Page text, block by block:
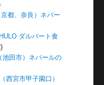
都、奈良）ネパー
ダルバート食
池田市）ネパールの
西宮市甲子園口）